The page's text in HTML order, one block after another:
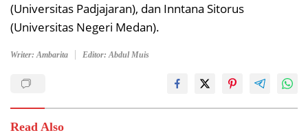
(Universitas Padjajaran), dan Inntana Sitorus
(Universitas Negeri Medan).
Writer: Ambarita Editor: Abdul Muis
Read Also